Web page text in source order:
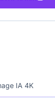
IA 4K